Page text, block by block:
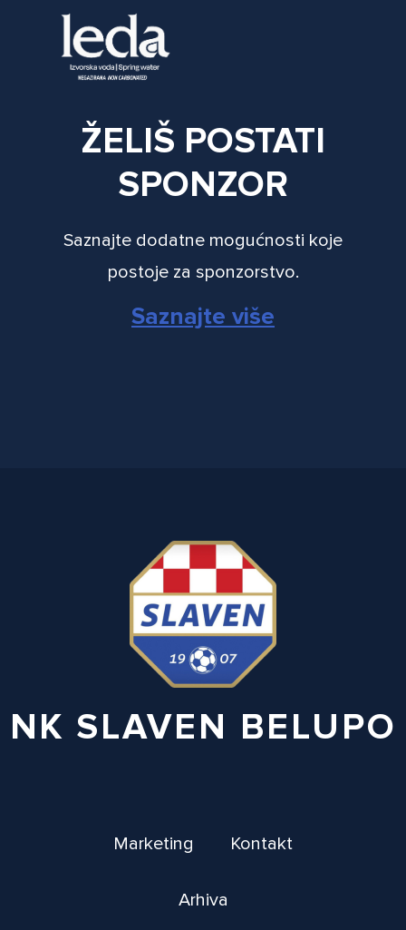
ŽELIŠ POSTATI
SPONZOR
Saznajte dodatne mogućnosti koje
postoje za sponzorstvo.
Saznajte više
NK SLAVEN BELUPO
Marketing Kontakt
Arhiva